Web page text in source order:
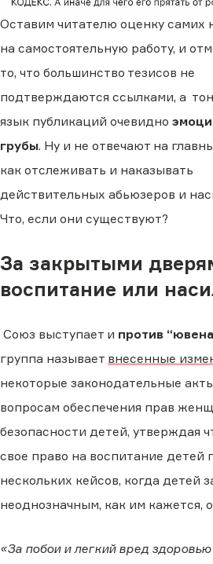
Оставим читателю оценку самих
на самостоятельную работу, и
то, что большинство тезисов не
подтверждаются ссылками, а
язык публикаций очевидно
грубы. Ну и не отвечают на
как отслеживать и наказывать
действительных абьюзеров и
Что, если они существуют?
За закрытыми
воспитание или
Союз выступает и против
группа называет внесенные
некоторые законодательные
вопросам обеспечения прав
безопасности детей, утверждая
свое право на воспитание детей
нескольких кейсов, когда детей
неоднозначным, как им кажется,
«За побои и легкий вред здоровью